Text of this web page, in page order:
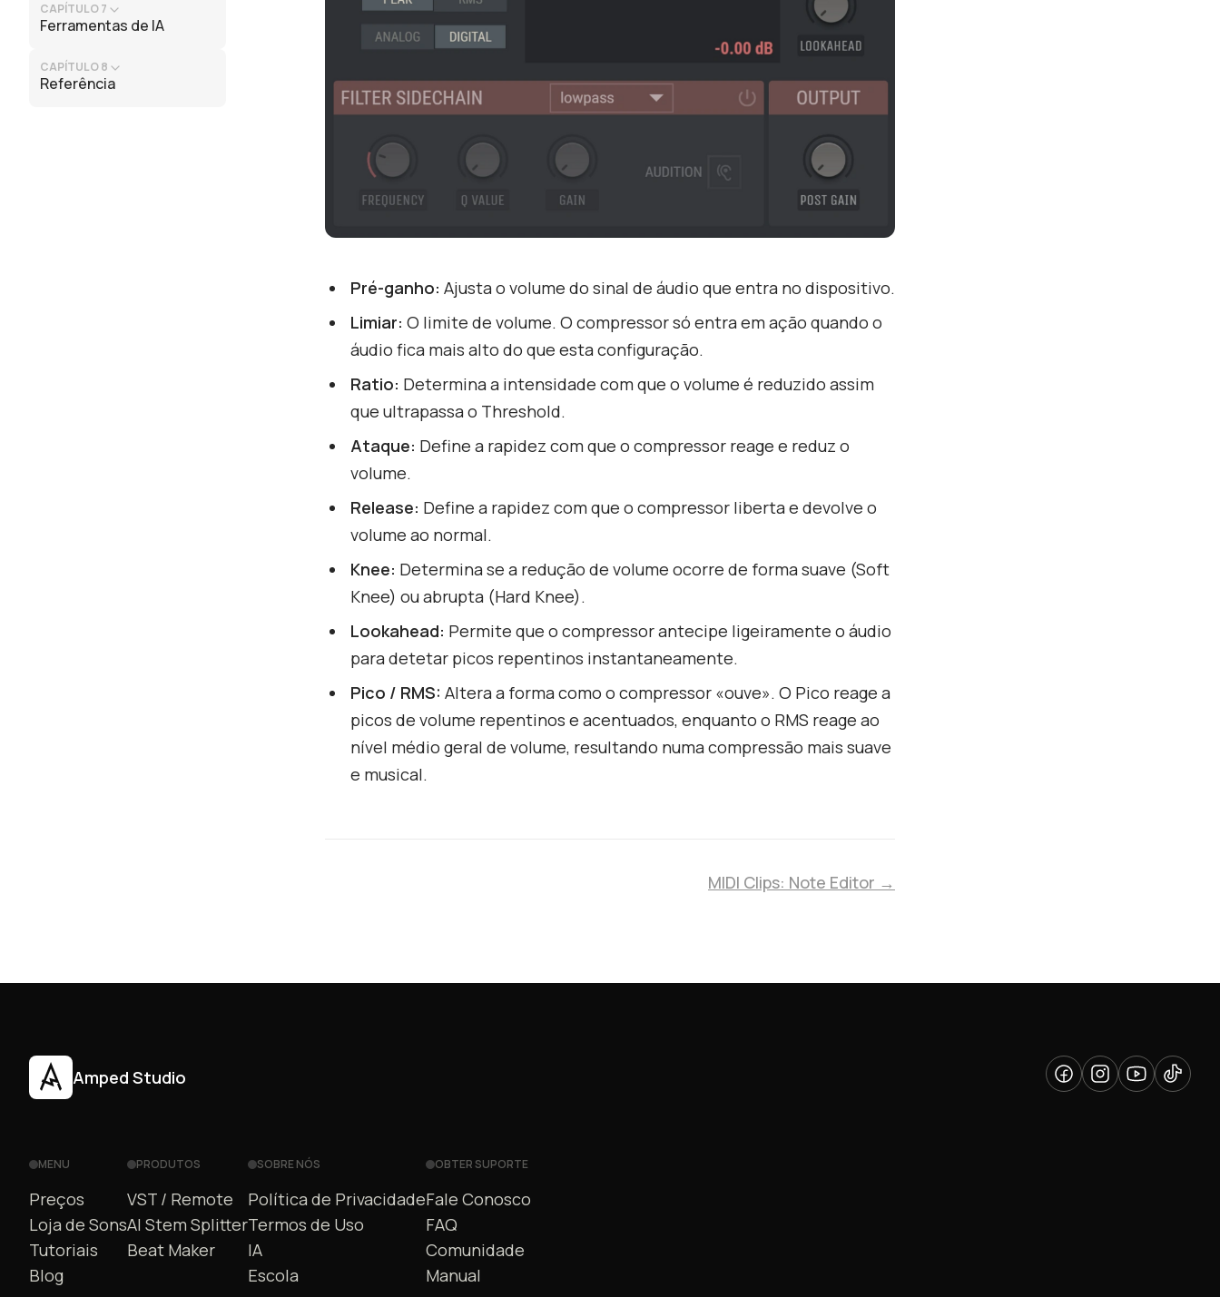
CAPÍTULO 7
Ferramentas de IA
CAPÍTULO 8
Referência
Pré-ganho: Ajusta o volume do sinal de áudio que entra no dispositivo.
Limiar: O limite de volume. O compressor só entra em ação quando o
áudio fica mais alto do que esta configuração.
Ratio: Determina a intensidade com que o volume é reduzido assim
que ultrapassa o Threshold.
Ataque: Define a rapidez com que o compressor reage e reduz o
volume.
Release: Define a rapidez com que o compressor liberta e devolve o
volume ao normal.
Knee: Determina se a redução de volume ocorre de forma suave (Soft
Knee) ou abrupta (Hard Knee).
Lookahead: Permite que o compressor antecipe ligeiramente o áudio
para detetar picos repentinos instantaneamente.
Pico / RMS: Altera a forma como o compressor «ouve». O Pico reage a
picos de volume repentinos e acentuados, enquanto o RMS reage ao
nível médio geral de volume, resultando numa compressão mais suave
e musical.
MIDI Clips: Note Editor →
Amped Studio
MENU
Preços
Loja de Sons
Tutoriais
Blog
PRODUTOS
VST / Remote
AI Stem Splitter
Beat Maker
SOBRE NÓS
Política de Privacidade
Termos de Uso
IA
Escola
OBTER SUPORTE
Fale Conosco
FAQ
Comunidade
Manual